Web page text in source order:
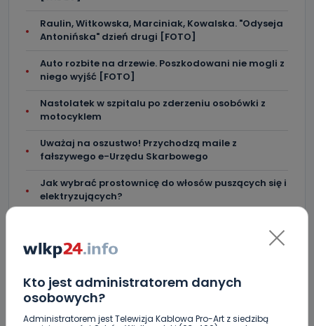
Kto jest administratorem danych
osobowych?
Administratorem jest Telewizja Kablowa Pro-Art z siedzibą
Raulin, Witkowska, Marciniak, Kowalska. "Odyseja
Antonińska" dzień drugi [FOTO]
Auto rozbite na drzewie. Poszkodowani nie mogli z
niego wyjść [FOTO]
Nastolatek w szpitalu po zderzeniu osobówki z
motocyklem
Uważaj na oszustwo! Przychodzą maile z
fałszywego e-Urzędu Skarbowego
Jak wybrać prostownicę do włosów puszących się i
elektryzujących?
Nowe ustalenia w sprawie OZC. Kto spełnił warunki
przetargu, a kto próbował wrócić do gry?